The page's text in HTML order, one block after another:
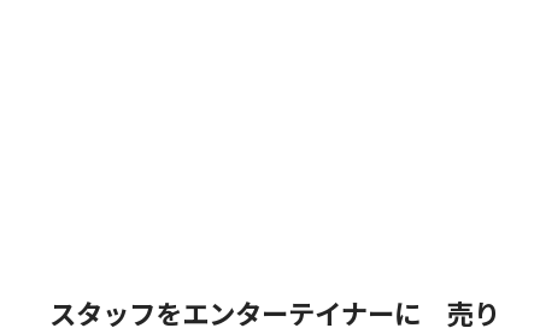
スタッフをエンターテイナーに 売り